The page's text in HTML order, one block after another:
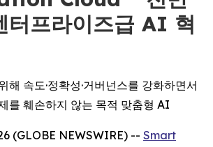
터프라이즈급 AI 혁
해 속도·정확성·거버넌스를 강화하면서
를 훼손하지 않는 목적 맞춤형 AI
(GLOBE NEWSWIRE) -- Smart